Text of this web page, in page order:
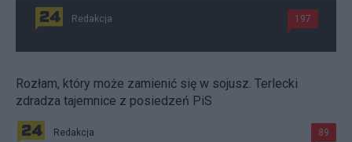
Redakcja 197
Rozłam, który może zamienić się w sojusz. Terlecki
zdradza tajemnice z posiedzeń PiS
Redakcja 89